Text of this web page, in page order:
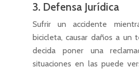
3. Defensa Jurídica
Sufrir un accidente
bicicleta, causar daños a un
decida poner una
situaciones en las puede